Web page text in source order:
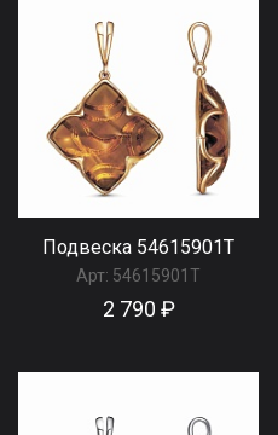
Подвеска 54615901Т
Арт: 54615901Т
2 790 ₽